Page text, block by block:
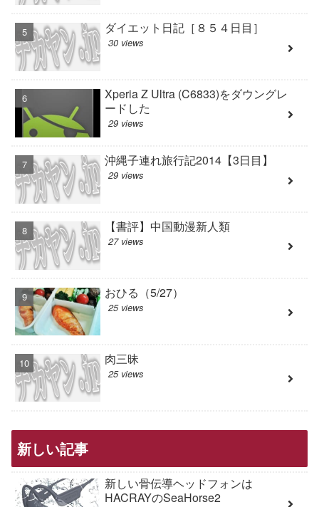
ダイエット日記［８５４日目］
30 views
Xperia Z Ultra (C6833)をダウングレ
ードした
29 views
沖縄子連れ旅行記2014【3日目】
29 views
【書評】中国動漫新人類
27 views
おひる（5/27）
25 views
肉三昧
25 views
新しい記事
新しい骨伝導ヘッドフォンは
HACRAYのSeaHorse2